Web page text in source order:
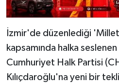
İzmir'de düzenlediği 'Millet
kapsamında halka
Cumhuriyet Halk Partisi
Kılıçdaroğlu'na yeni bir